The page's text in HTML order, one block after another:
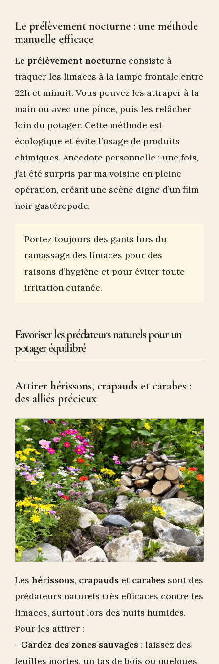
Le prélèvement nocturne : une méthode
manuelle efficace
Le prélèvement nocturne consiste à
traquer les limaces à la lampe frontale entre
22h et minuit. Vous pouvez les attraper à la
main ou avec une pince, puis les relâcher
loin du potager. Cette méthode est
écologique et évite l’usage de produits
chimiques. Anecdote personnelle : une fois,
j’ai été surpris par ma voisine en pleine
opération, créant une scène digne d’un film
noir gastéropode.
Portez toujours des gants lors du
ramassage des limaces pour des
raisons d’hygiène et pour éviter toute
irritation cutanée.
Favoriser les prédateurs naturels pour un
potager équilibré
Attirer hérissons, crapauds et carabes :
des alliés précieux
Les hérissons, crapauds et carabes sont des
prédateurs naturels très efficaces contre les
limaces, surtout lors des nuits humides.
Pour les attirer :
- Gardez des zones sauvages : laissez des
feuilles mortes, un tas de bois ou quelques